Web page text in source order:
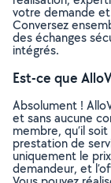
votre demande
Conversez
des échanges
intégrés.
Est-ce que
Absolument !
et sans aucune
membre, qu’il
prestation de
uniquement le
demandeur, et